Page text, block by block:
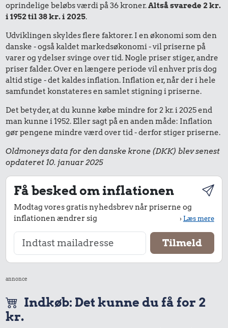
oprindelige beløbs værdi på 36 kroner.Altså svarede 2 kr.
i 1952 til 38 kr. i 2025.
Udviklingen skyldes flere faktorer. I en økonomi som den
danske - også kaldet markedsøkonomi - vil priserne på
varer og ydelser svinge over tid. Nogle priser stiger, andre
priser falder. Over en længere periode vil enhver pris dog
altid stige - det kaldes inflation. Inflation er, når der i hele
samfundet konstateres en samlet stigning i priserne.
Det betyder, at du kunne købe mindre for 2 kr. i 2025 end
man kunne i 1952. Eller sagt på en anden måde: Inflation
gør pengene mindre værd over tid - derfor stiger priserne.
Oldmoneys data for den danske krone (DKK) blev senest
opdateret 10. januar 2025
Få besked om inflationen
Modtag vores gratis nyhedsbrev når priserne og
inflationen ændrer sig
›Læs mere
annonce
Indkøb: Det kunne du få for 2
kr.